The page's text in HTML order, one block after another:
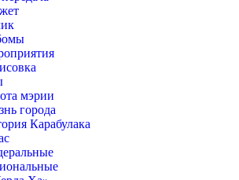
мэрии
города
Карабулака